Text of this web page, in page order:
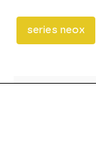
series neox